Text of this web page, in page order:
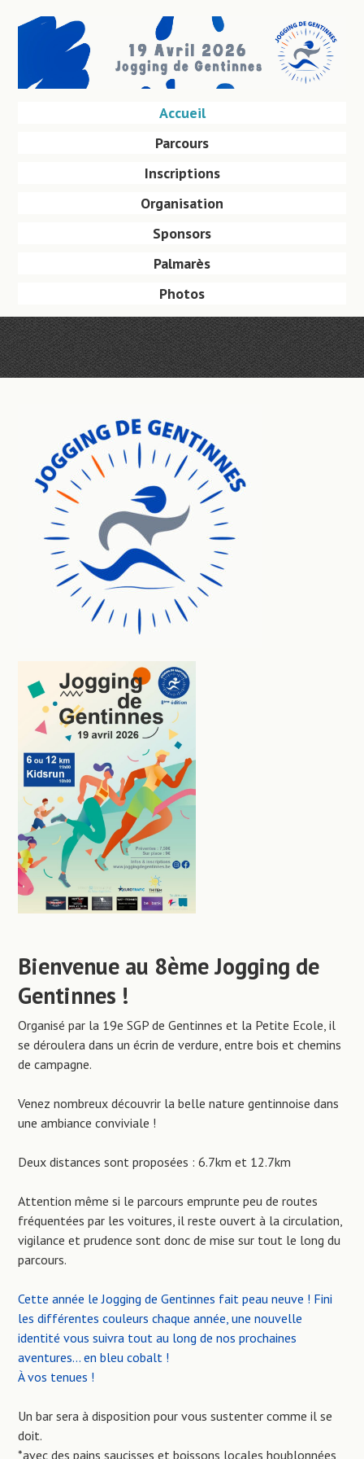
Accueil
Parcours
Inscriptions
Organisation
Sponsors
Palmarès
Photos
Bienvenue au 8ème Jogging de
Gentinnes !
Organisé par la 19e SGP de Gentinnes et la Petite Ecole, il
se déroulera dans un écrin de verdure, entre bois et chemins
de campagne.
Venez nombreux découvrir la belle nature gentinnoise dans
une ambiance conviviale !
Deux distances sont proposées : 6.7km et 12.7km
Attention même si le parcours emprunte peu de routes
fréquentées par les voitures, il reste ouvert à la circulation,
vigilance et prudence sont donc de mise sur tout le long du
parcours.
Cette année le Jogging de Gentinnes fait peau neuve ! Fini
les différentes couleurs chaque année, une nouvelle
identité vous suivra tout au long de nos prochaines
aventures… en bleu cobalt !
À vos tenues !
Un bar sera à disposition pour vous sustenter comme il se
doit.
*avec des pains saucisses et boissons locales houblonnées